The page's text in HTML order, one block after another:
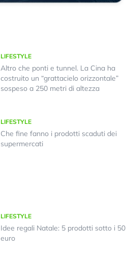
LIFESTYLE
Altro che ponti e tunnel. La Cina ha
costruito un “grattacielo orizzontale”
sospeso a 250 metri di altezza
LIFESTYLE
Che fine fanno i prodotti scaduti dei
supermercati
LIFESTYLE
Idee regali Natale: 5 prodotti sotto i 50
euro